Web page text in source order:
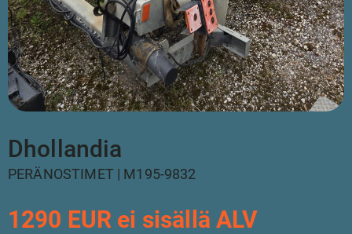
Dhollandia
PERÄNOSTIMET | M195-9832
1290 EUR ei sisällä ALV